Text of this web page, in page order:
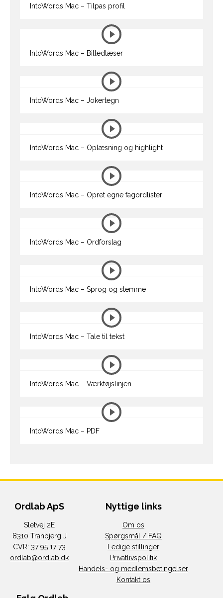
IntoWords Mac – Tilpas profil
IntoWords Mac – Billedlæser
IntoWords Mac – Jokertegn
IntoWords Mac – Oplæsning og highlight
IntoWords Mac – Opret egne fagordlister
IntoWords Mac – Ordforslag
IntoWords Mac – Sprog og stemme
IntoWords Mac – Tale til tekst
IntoWords Mac – Værktøjslinjen
IntoWords Mac – PDF
Ordlab ApS
Sletvej 2E
8310 Tranbjerg J
CVR: 37 95 17 73
ordlab@ordlab.dk
Nyttige links
Om os
Spørgsmål / FAQ
Ledige stillinger
Privatlivspolitik
Handels- og medlemsbetingelser
Kontakt os